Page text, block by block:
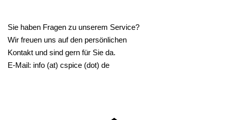
Sie haben Fragen zu unserem Service?
Wir freuen uns auf den persönlichen
Kontakt und sind gern für Sie da.
E-Mail: info (at) cspice (dot) de